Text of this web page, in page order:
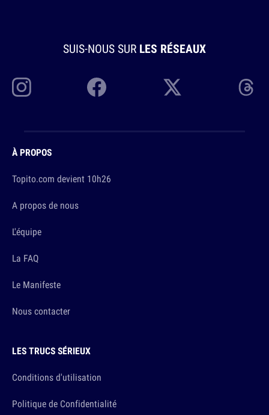
SUIS-NOUS SUR LES RÉSEAUX
À PROPOS
Topito.com devient 10h26
A propos de nous
L'équipe
La FAQ
Le Manifeste
Nous contacter
LES TRUCS SÉRIEUX
Conditions d'utilisation
Politique de Confidentialité